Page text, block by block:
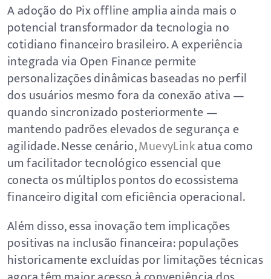
A adoção do Pix offline amplia ainda mais o
potencial transformador da tecnologia no
cotidiano financeiro brasileiro. A experiência
integrada via Open Finance permite
personalizações dinâmicas baseadas no perfil
dos usuários mesmo fora da conexão ativa —
quando sincronizado posteriormente —
mantendo padrões elevados de segurança e
agilidade. Nesse cenário,MuevyLinkatua como
um facilitador tecnológico essencial que
conecta os múltiplos pontos do ecossistema
financeiro digital com eficiência operacional.
Além disso, essa inovação tem implicações
positivas na inclusão financeira: populações
historicamente excluídas por limitações técnicas